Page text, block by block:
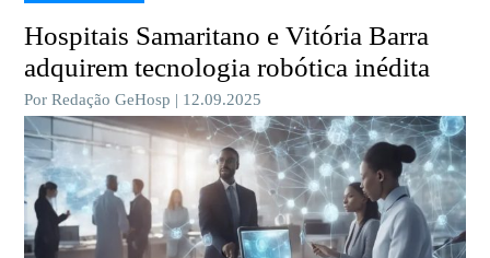
Hospitais Samaritano e Vitória Barra
adquirem tecnologia robótica inédita
Por Redação GeHosp | 12.09.2025